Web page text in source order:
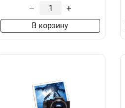
– +
В корзину